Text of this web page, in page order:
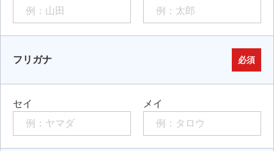
フリガナ 必須
セイ メイ